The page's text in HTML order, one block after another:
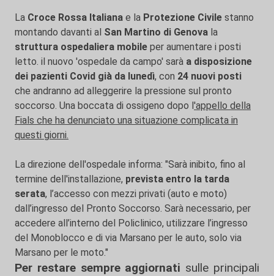
La Croce Rossa Italiana e la Protezione Civile stanno
montando davanti al San Martino di Genova la
struttura ospedaliera mobile per aumentare i posti
letto. il nuovo 'ospedale da campo' sarà a disposizione
dei pazienti Covid già da lunedì, con 24 nuovi posti
che andranno ad alleggerire la pressione sul pronto
soccorso. Una boccata di ossigeno dopo l'appello della
Fials che ha denunciato una situazione complicata in
questi giorni.
La direzione dell'ospedale informa: "Sarà inibito, fino al
termine dell'installazione, prevista entro la tarda
serata, l’accesso con mezzi privati (auto e moto)
dall’ingresso del Pronto Soccorso. Sarà necessario, per
accedere all’interno del Policlinico, utilizzare l’ingresso
del Monoblocco e di via Marsano per le auto, solo via
Marsano per le moto."
Per restare sempre aggiornati sulle principali